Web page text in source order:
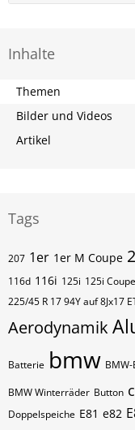
Inhalte
Themen
Bilder und Videos
Artikel
Tags
207 1er 1er M Coupe
116d 116i 125i 125i Coupe
225/45 R 17 94Y auf 8Jx17
Aerodynamik
Batterie bmw
BMW Winterräder Button
Doppelspeiche E81 e82